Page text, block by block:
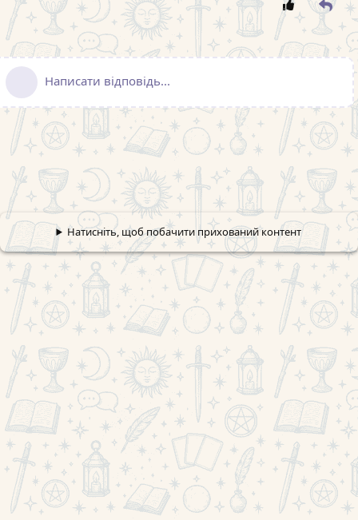
Написати відповідь...
Натисніть, щоб побачити прихований контент